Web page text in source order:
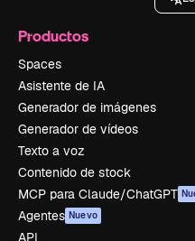
Productos
Spaces
Asistente de IA
Generador de imágenes
Generador de vídeos
Texto a voz
Contenido de stock
MCP para Claude/ChatGPT
Agentes Nuevo
API